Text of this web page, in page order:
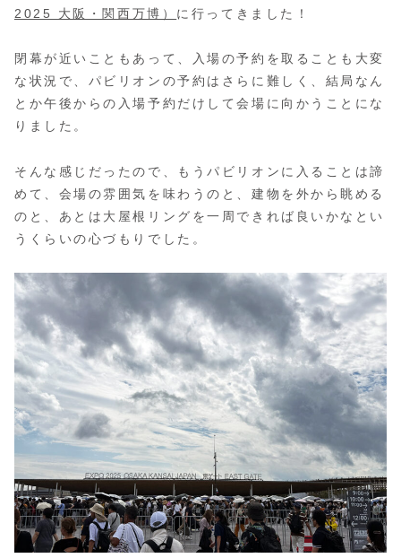
2025 大阪・関西万博） に行ってきました！
閉幕が近いこともあって、入場の予約を取ることも大変
な状況で、パビリオンの予約はさらに難しく、結局なん
とか午後からの入場予約だけして会場に向かうことにな
りました。
そんな感じだったので、もうパビリオンに入ることは諦
めて、会場の雰囲気を味わうのと、建物を外から眺める
のと、あとは大屋根リングを一周できれば良いかなとい
うくらいの心づもりでした。